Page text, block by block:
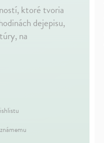
ktoré tvoria
dejepisu,
na